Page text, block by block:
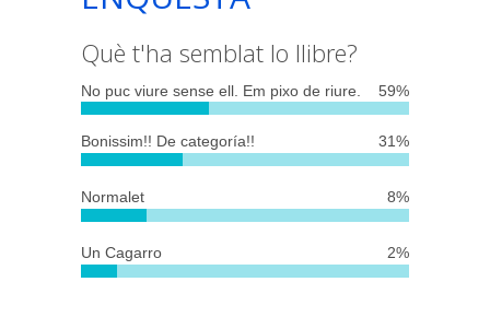
Què t'ha semblat lo llibre?
No puc viure sense ell. Em pixo de riure. 59%
Bonissim!! De categoría!! 31%
Normalet 8%
Un Cagarro 2%